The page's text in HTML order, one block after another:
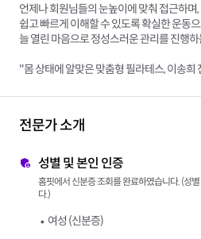
언제나 회원님들의 눈높이에 맞춰 접근하며,
쉽고 빠르게 이해할 수 있도록 확실한 운동
늘 열린 마음으로 정성스러운 관리를 진행
"몸 상태에 알맞은 맞춤형 필라테스, 이송
전문가 소개
성별 및 본인 인증
홈핏에서 신분증 조회를 완료하였습니다. (성
다.)
여성 (신분증)